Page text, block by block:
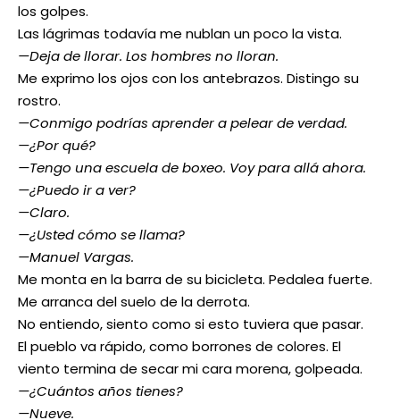
los golpes.
Las lágrimas todavía me nublan un poco la vista.
—Deja de llorar. Los hombres no lloran.
Me exprimo los ojos con los antebrazos. Distingo su
rostro.
—Conmigo podrías aprender a pelear de verdad.
—¿Por qué?
—Tengo una escuela de boxeo. Voy para allá ahora.
—¿Puedo ir a ver?
—Claro.
—¿Usted cómo se llama?
—Manuel Vargas.
Me monta en la barra de su bicicleta. Pedalea fuerte.
Me arranca del suelo de la derrota.
No entiendo, siento como si esto tuviera que pasar.
El pueblo va rápido, como borrones de colores. El
viento termina de secar mi cara morena, golpeada.
—¿Cuántos años tienes?
—Nueve.